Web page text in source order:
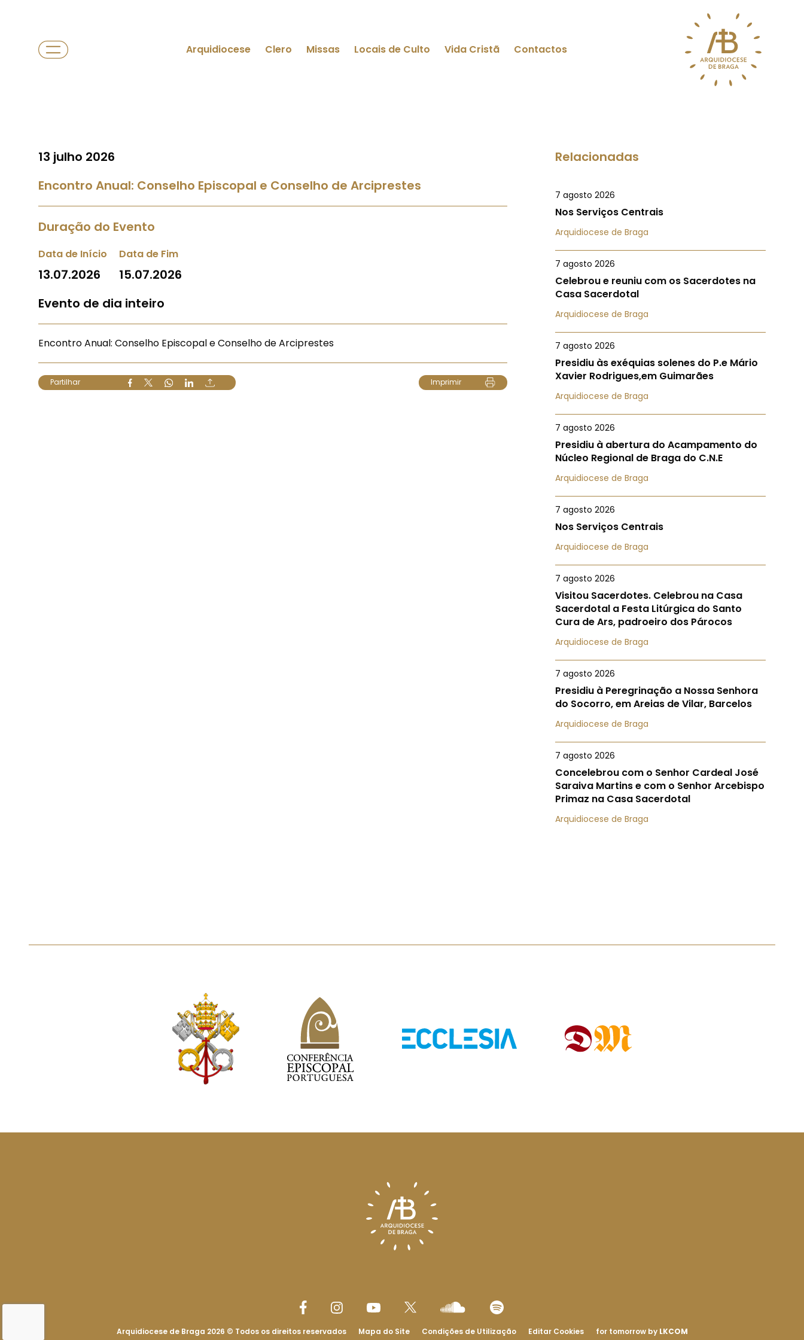
Arquidiocese Clero Missas Locais de Culto Vida Cristã Contactos
13 julho 2026
Encontro Anual: Conselho Episcopal e Conselho de Arciprestes
Duração do Evento
Data de Início
13.07.2026
Data de Fim
15.07.2026
Evento de dia inteiro
Encontro Anual: Conselho Episcopal e Conselho de Arciprestes
Partilhar Imprimir
Relacionadas
7 agosto 2026
Nos Serviços Centrais
Arquidiocese de Braga
7 agosto 2026
Celebrou e reuniu com os Sacerdotes na
Casa Sacerdotal
Arquidiocese de Braga
7 agosto 2026
Presidiu às exéquias solenes do P.e Mário
Xavier Rodrigues,em Guimarães
Arquidiocese de Braga
7 agosto 2026
Presidiu à abertura do Acampamento do
Núcleo Regional de Braga do C.N.E
Arquidiocese de Braga
7 agosto 2026
Nos Serviços Centrais
Arquidiocese de Braga
7 agosto 2026
Visitou Sacerdotes. Celebrou na Casa
Sacerdotal a Festa Litúrgica do Santo
Cura de Ars, padroeiro dos Párocos
Arquidiocese de Braga
7 agosto 2026
Presidiu à Peregrinação a Nossa Senhora
do Socorro, em Areias de Vilar, Barcelos
Arquidiocese de Braga
7 agosto 2026
Concelebrou com o Senhor Cardeal José
Saraiva Martins e com o Senhor Arcebispo
Primaz na Casa Sacerdotal
Arquidiocese de Braga
Arquidiocese de Braga 2026 © Todos os direitos reservados Mapa do Site Condições de Utilização Editar Cookies for tomorrow by LKCOM